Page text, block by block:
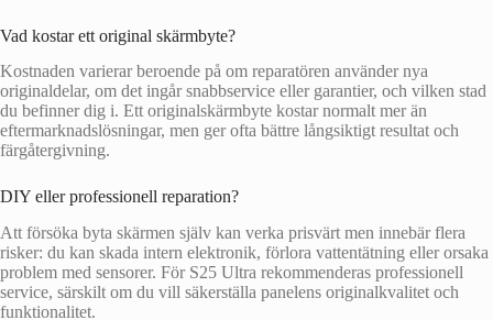
Vad kostar ett original skärmbyte?
Kostnaden varierar beroende på om reparatören använder nya
originaldelar, om det ingår snabbservice eller garantier, och vilken stad
du befinner dig i. Ett originalskärmbyte kostar normalt mer än
eftermarknadslösningar, men ger ofta bättre långsiktigt resultat och
färgåtergivning.
DIY eller professionell reparation?
Att försöka byta skärmen själv kan verka prisvärt men innebär flera
risker: du kan skada intern elektronik, förlora vattentätning eller orsaka
problem med sensorer. För S25 Ultra rekommenderas professionell
service, särskilt om du vill säkerställa panelens originalkvalitet och
funktionalitet.